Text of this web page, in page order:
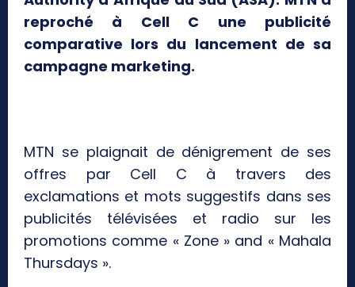
reproché à Cell C une publicité
comparative lors du lancement de sa
campagne marketing.
MTN se plaignait de dénigrement de ses
offres par Cell C à travers des
exclamations et mots suggestifs dans ses
publicités télévisées et radio sur les
promotions comme « Zone » and « Mahala
Thursdays ».